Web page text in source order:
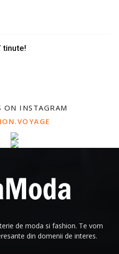
tinute!
ON INSTAGRAM
de moda si fashion. Te vom
din domenii de interes.